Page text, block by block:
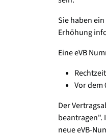
Sie haben
Erhöhung
Eine eVB
Vor dem
Der
beantragen".
neue eVB-